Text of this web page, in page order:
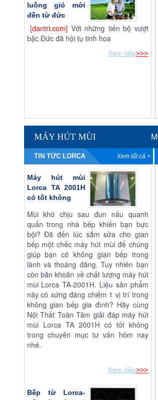
luồng gió mới
đến từ đức
[dantri.com] Với những tiến bộ vượt
bậc Đức đã hội tụ tinh hoa
Xem tiếp>>>
MÁY HÚT MÙI
TIN TỨC LORCA Xem tất cả >
Máy hút mùi
Lorca TA 2001H
có tốt không
Mùi khó chịu sau đun nấu quanh
quẩn trong nhà bếp khiến bạn bực
bội? Đã đến lúc sắm sửa cho gian
bếp một chếc máy hút mùi để chúng
giúp bạn có không gian bếp trong
lành và thoáng đãng. Tuy nhiên bạn
còn băn khoăn về chất lượng máy hút
mùi Lorca TA-2001H. Liệu sản phẩm
này có xứng đáng chiếm 1 vị trí trong
không gian bếp gia đình? Hãy cùng
Nội Thất Toàn Tâm giải đáp máy hút
mùi Lorca TA 2001H có tốt không
trong chuyên mục tư vấn hôm nay
nhé.
Xem tiếp>>>
Bếp từ Lorca-